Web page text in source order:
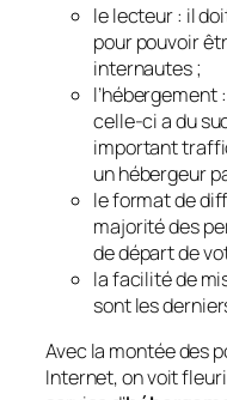
le lecteur: il
pour pouvoir
internautes ;
l’hébergement:
celle-ci a du
important
un hébergeur
le format de
majorité des
de départ de
la facilité de
sont les
Avec la montée des
Internet, on voit